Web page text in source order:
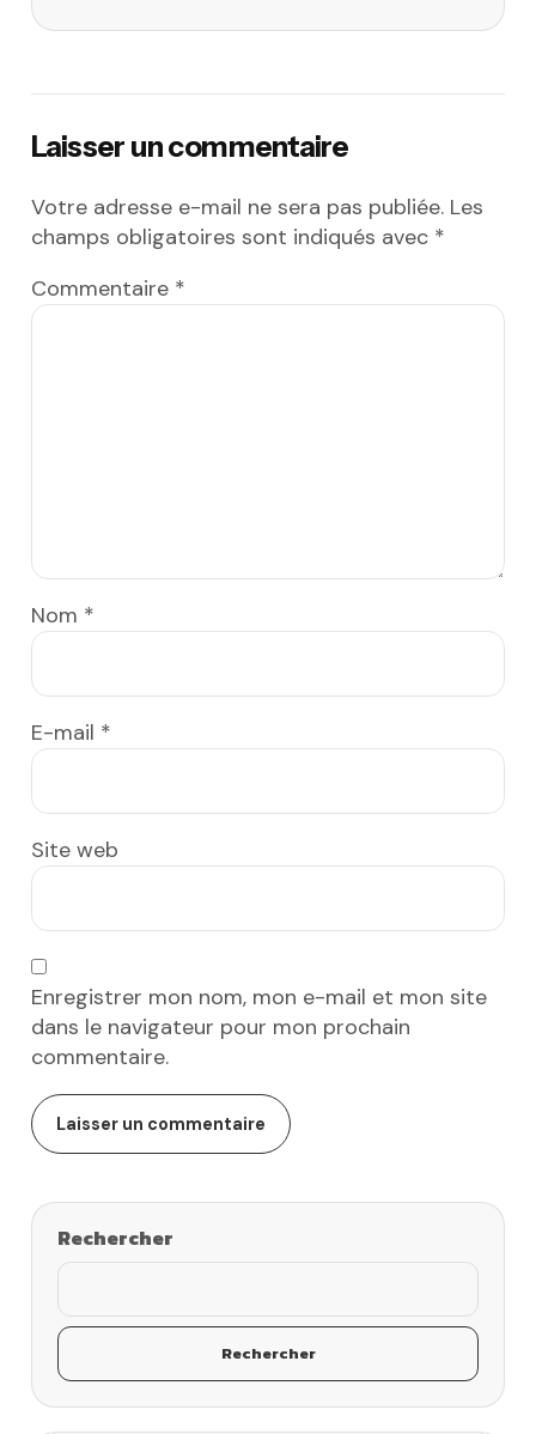
Laisser un commentaire
Votre adresse e-mail ne sera pas publiée. Les
champs obligatoires sont indiqués avec *
Commentaire *
Nom *
E-mail *
Site web
Enregistrer mon nom, mon e-mail et mon site
dans le navigateur pour mon prochain
commentaire.
Rechercher
Rechercher